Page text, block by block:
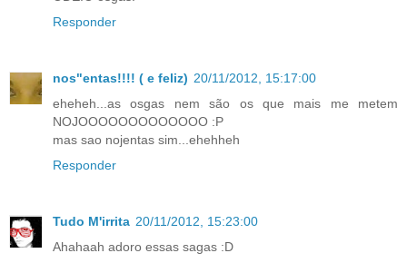
Responder
nos"entas!!!! ( e feliz) 20/11/2012, 15:17:00
eheheh...as osgas nem são os que mais me metem
NOJOOOOOOOOOOOOO :P
mas sao nojentas sim...ehehheh
Responder
Tudo M'irrita 20/11/2012, 15:23:00
Ahahaah adoro essas sagas :D